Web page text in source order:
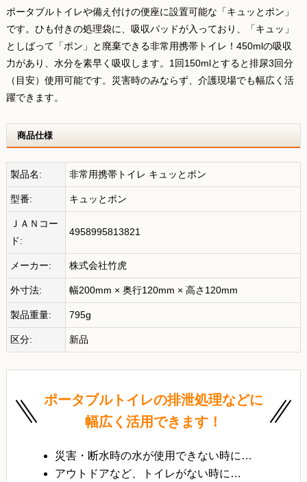
ポータブルトイレや備え付けの便座に設置可能な「キュッとポン」
です。ひも付きの処理袋に、吸収パッドが入っており、「キュッ」
としばって「ポン」と廃棄できる非常用携帯トイレ！450mlの吸収
力があり、水分を素早く吸収します。1回150mlとすると排尿3回分
（目安）使用可能です。災害時のみならず、介護現場でも幅広く活
躍できます。
商品仕様
製品名: 非常用携帯トイレ キュッとポン
型番: キュッとポン
ＪＡＮコー
ド:
4958995813821
メーカー: 株式会社竹虎
外寸法: 幅200mm × 奥行120mm × 高さ120mm
製品重量: 795g
区分: 新品
ポータブルトイレの排泄処理などに
幅広く活用できます！
災害・断水時の水が使用できない時に…
アウトドアなど、トイレがない時に…